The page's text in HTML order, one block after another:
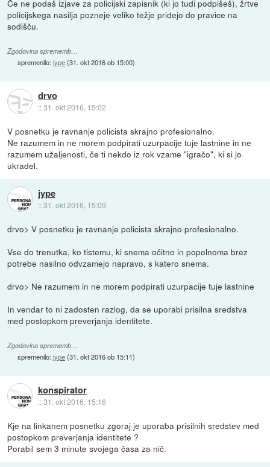
Če ne podaš izjave za policijski zapisnik (ki jo tudi podpišeš), žrtve
policijskega nasilja pozneje veliko težje pridejo do pravice na
sodišču.
Zgodovina sprememb…
spremenilo:jype(31. okt 2016 ob 15:00)
drvo
::31. okt 2016, 15:02
V posnetku je ravnanje policista skrajno profesionalno.
Ne razumem in ne morem podpirati uzurpacije tuje lastnine in ne
razumem užaljenosti, če ti nekdo iz rok vzame "igračo", ki si jo
ukradel.
jype
::31. okt 2016, 15:09
drvo> V posnetku je ravnanje policista skrajno profesionalno.
Vse do trenutka, ko tistemu, ki snema očitno in popolnoma brez
potrebe nasilno odvzamejo napravo, s katero snema.
drvo> Ne razumem in ne morem podpirati uzurpacije tuje lastnine
In vendar to ni zadosten razlog, da se uporabi prisilna sredstva
med postopkom preverjanja identitete.
Zgodovina sprememb…
spremenilo:jype(31. okt 2016 ob 15:11)
konspirator
::31. okt 2016, 15:16
Kje na linkanem posnetku zgoraj je uporaba prisilnih sredstev med
postopkom preverjanja identitete ?
Porabil sem 3 minute svojega časa za nič.